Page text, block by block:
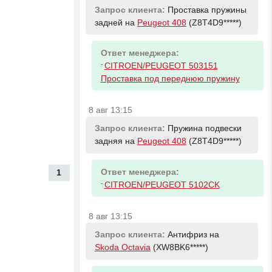
1
Запрос клиента: Проставка пружины
задней на Peugeot 408 (Z8T4D9*****)
Ответ менеджера:
- CITROEN/PEUGEOT 503151
Проставка под переднюю пружину
8 авг 13:15
Запрос клиента: Пружина подвески
задняя на Peugeot 408 (Z8T4D9*****)
Ответ менеджера:
- CITROEN/PEUGEOT 5102CK
8 авг 13:15
Запрос клиента: Антифриз на
Skoda Octavia(XW8BK6*****)